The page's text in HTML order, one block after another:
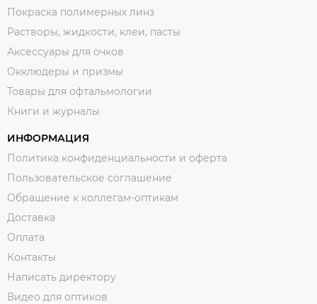
Покраска полимерных линз
Растворы, жидкости, клеи, пасты
Аксессуары для очков
Окклюдеры и призмы
Товары для офтальмологии
Книги и журналы
ИНФОРМАЦИЯ
Политика конфиденциальности и оферта
Пользовательское соглашение
Обращение к коллегам-оптикам
Доставка
Оплата
Контакты
Написать директору
Видео для оптиков